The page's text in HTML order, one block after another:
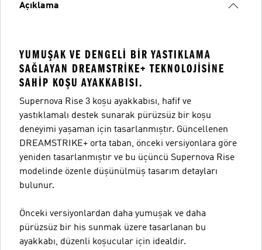
Açıklama
YUMUŞAK VE DENGELI BIR YASTIKLAMA
SAĞLAYAN DREAMSTRIKE+ TEKNOLOJISINE
SAHIP KOŞU AYAKKABISI.
Supernova Rise 3 koşu ayakkabısı, hafif ve
yastıklamalı destek sunarak pürüzsüz bir koşu
deneyimi yaşaman için tasarlanmıştır. Güncellenen
DREAMSTRIKE+ orta taban, önceki versiyonlara göre
yeniden tasarlanmıştır ve bu üçüncü Supernova Rise
modelinde özenle düşünülmüş tasarım detayları
bulunur.
Önceki versiyonlardan daha yumuşak ve daha
pürüzsüz bir his sunmak üzere tasarlanan bu
ayakkabı, düzenli koşucular için idealdir.